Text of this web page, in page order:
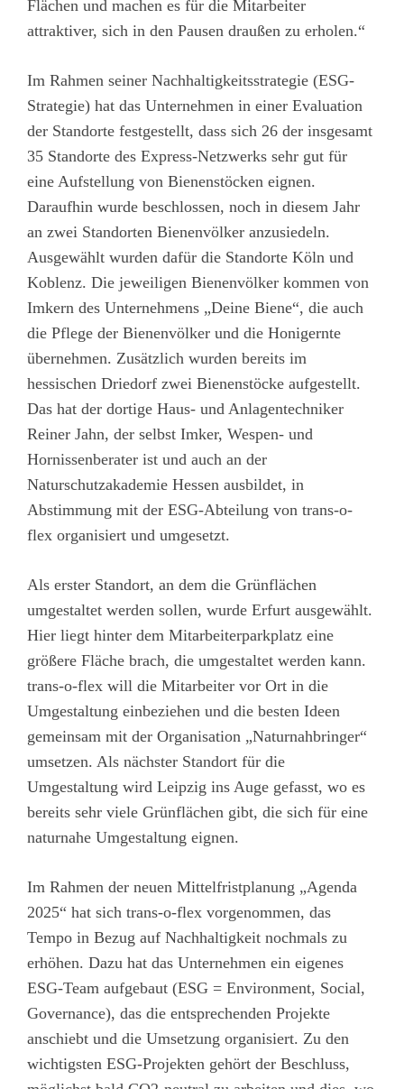
Flächen und machen es für die Mitarbeiter
attraktiver, sich in den Pausen draußen zu erholen.“
Im Rahmen seiner Nachhaltigkeitsstrategie (ESG-
Strategie) hat das Unternehmen in einer Evaluation
der Standorte festgestellt, dass sich 26 der insgesamt
35 Standorte des Express-Netzwerks sehr gut für
eine Aufstellung von Bienenstöcken eignen.
Daraufhin wurde beschlossen, noch in diesem Jahr
an zwei Standorten Bienenvölker anzusiedeln.
Ausgewählt wurden dafür die Standorte Köln und
Koblenz. Die jeweiligen Bienenvölker kommen von
Imkern des Unternehmens „Deine Biene“, die auch
die Pflege der Bienenvölker und die Honigernte
übernehmen. Zusätzlich wurden bereits im
hessischen Driedorf zwei Bienenstöcke aufgestellt.
Das hat der dortige Haus- und Anlagentechniker
Reiner Jahn, der selbst Imker, Wespen- und
Hornissenberater ist und auch an der
Naturschutzakademie Hessen ausbildet, in
Abstimmung mit der ESG-Abteilung von trans-o-
flex organisiert und umgesetzt.
Als erster Standort, an dem die Grünflächen
umgestaltet werden sollen, wurde Erfurt ausgewählt.
Hier liegt hinter dem Mitarbeiterparkplatz eine
größere Fläche brach, die umgestaltet werden kann.
trans-o-flex will die Mitarbeiter vor Ort in die
Umgestaltung einbeziehen und die besten Ideen
gemeinsam mit der Organisation „Naturnahbringer“
umsetzen. Als nächster Standort für die
Umgestaltung wird Leipzig ins Auge gefasst, wo es
bereits sehr viele Grünflächen gibt, die sich für eine
naturnahe Umgestaltung eignen.
Im Rahmen der neuen Mittelfristplanung „Agenda
2025“ hat sich trans-o-flex vorgenommen, das
Tempo in Bezug auf Nachhaltigkeit nochmals zu
erhöhen. Dazu hat das Unternehmen ein eigenes
ESG-Team aufgebaut (ESG = Environment, Social,
Governance), das die entsprechenden Projekte
anschiebt und die Umsetzung organisiert. Zu den
wichtigsten ESG-Projekten gehört der Beschluss,